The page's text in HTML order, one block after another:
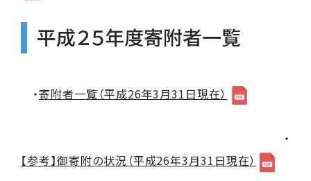
平成２５年度寄附者一覧
・寄附者一覧（平成26年3月31日現在）
・
【参考】御寄附の状況（平成26年3月31日現在）